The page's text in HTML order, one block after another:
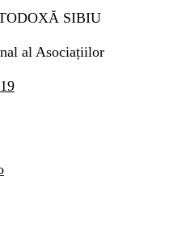
SIBIU
al Asociațiilor